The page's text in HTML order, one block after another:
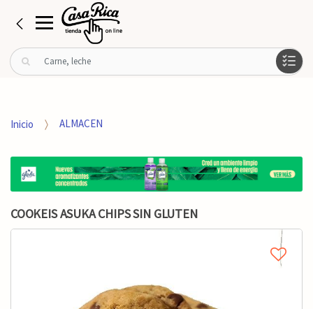
B
u
r
o
Inicio ALMACEN
COOKEIS ASUKA CHIPS SIN GLUTEN